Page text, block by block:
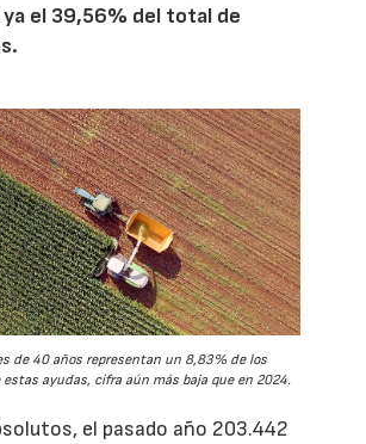
el 39,56% del total de
de 40 años representan un 8,83% de los
estas ayudas, cifra aún más baja que en 2024.
el pasado año 203.442